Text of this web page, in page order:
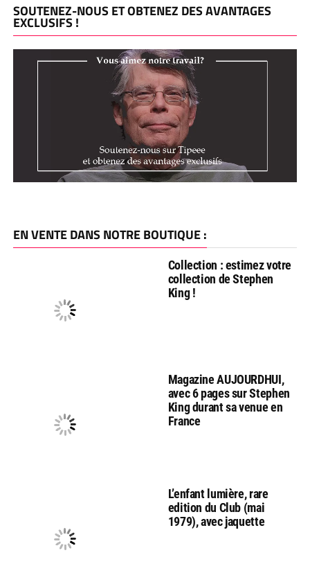
SOUTENEZ-NOUS ET OBTENEZ DES AVANTAGES
EXCLUSIFS !
EN VENTE DANS NOTRE BOUTIQUE :
Collection : estimez votre
collection de Stephen
King !
Magazine AUJOURDHUI,
avec 6 pages sur Stephen
King durant sa venue en
France
L’enfant lumière, rare
edition du Club (mai
1979), avec jaquette